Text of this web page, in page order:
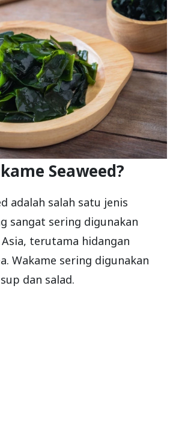
Seaweed?
adalah salah satu jenis
sangat sering digunakan
terutama hidangan
Wakame sering digunakan
dan salad.